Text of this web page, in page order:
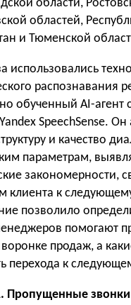
области,
областей,
и Тюменской
использовались
распознавания
обученный AI-агент
SpeechSense. Он
и качество
параметрам,
закономерности,
клиента к
позволило
помогают
воронке продаж, а
перехода к
звонки